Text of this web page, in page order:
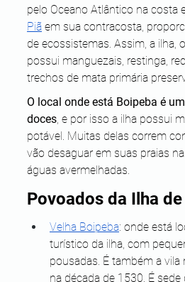
pelo Oceano Atlântico na costa
Piã em sua contracosta,
de ecossistemas. Assim, a ilha,
possui manguezais, restinga,
trechos de mata primária
O local onde está Boipeba é
doces, e por isso a ilha possui
potável. Muitas delas correm
vão desaguar em suas praias
águas avermelhadas.
Povoados da Ilha
Velha Boipeba: onde está
turístico da ilha, com
pousadas. É também a
na década de 1530. É sede